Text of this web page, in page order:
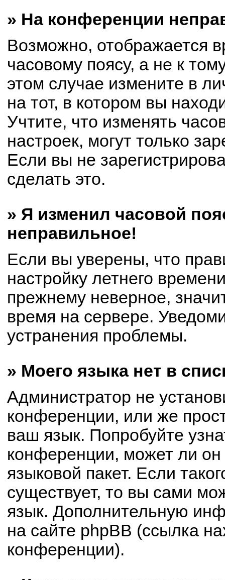
» На конференции
Возможно, отображается
часовому поясу, а не к
этом случае измените в
на тот, в котором вы
Учтите, что изменять
настроек, могут только
Если вы не
сделать это.
» Я изменил часовой
неправильное!
Если вы уверены, что
настройку летнего
прежнему неверное,
время на сервере.
устранения проблемы.
» Моего языка нет в
Администратор не
конференции, или же
ваш язык. Попробуйте
конференции, может ли
языковой пакет. Если
существует, то вы сами
язык. Дополнительную
на сайте phpBB (ссылка
конференции).